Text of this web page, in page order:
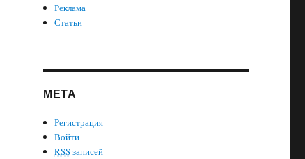
Реклама
Статьи
МЕТА
Регистрация
Войти
RSSзаписей